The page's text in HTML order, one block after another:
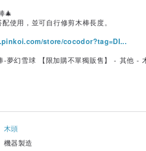
🎄
使用，並可自行修剪木棒長度。
store/cocodor?tag=DI...
木頭
機器製造